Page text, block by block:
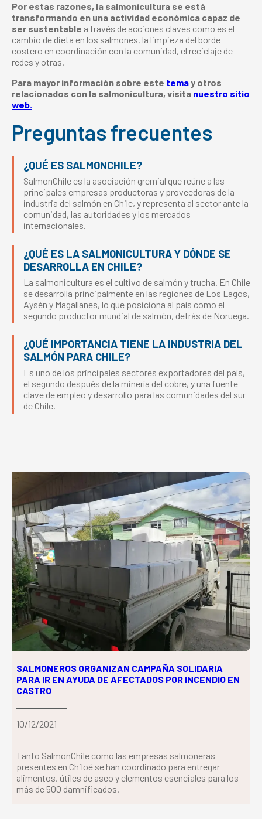
Por estas razones, la salmonicultura se está
transformando en una actividad económica capaz de
ser sustentable a través de acciones claves como es el
cambio de dieta en los salmones, la limpieza del borde
costero en coordinación con la comunidad, el reciclaje de
redes y otras.
Para mayor información sobre este temay otros
relacionados con la salmonicultura, visita nuestro sitio
web.
Preguntas frecuentes
¿QUÉ ES SALMONCHILE?
SalmonChile es la asociación gremial que reúne a las
principales empresas productoras y proveedoras de la
industria del salmón en Chile, y representa al sector ante la
comunidad, las autoridades y los mercados
internacionales.
¿QUÉ ES LA SALMONICULTURA Y DÓNDE SE
DESARROLLA EN CHILE?
La salmonicultura es el cultivo de salmón y trucha. En Chile
se desarrolla principalmente en las regiones de Los Lagos,
Aysén y Magallanes, lo que posiciona al país como el
segundo productor mundial de salmón, detrás de Noruega.
¿QUÉ IMPORTANCIA TIENE LA INDUSTRIA DEL
SALMÓN PARA CHILE?
Es uno de los principales sectores exportadores del país,
el segundo después de la minería del cobre, y una fuente
clave de empleo y desarrollo para las comunidades del sur
de Chile.
SALMONEROS ORGANIZAN CAMPAÑA SOLIDARIA
PARA IR EN AYUDA DE AFECTADOS POR INCENDIO EN
CASTRO
10/12/2021
Tanto SalmonChile como las empresas salmoneras
presentes en Chiloé se han coordinado para entregar
alimentos, útiles de aseo y elementos esenciales para los
más de 500 damnificados.